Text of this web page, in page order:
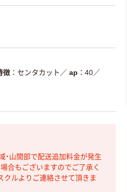
徴 センタカット ／ ap 40／
・山間部で配送追加料金が発生
合もございますのでご了承く
クルよりご連絡させて頂きま